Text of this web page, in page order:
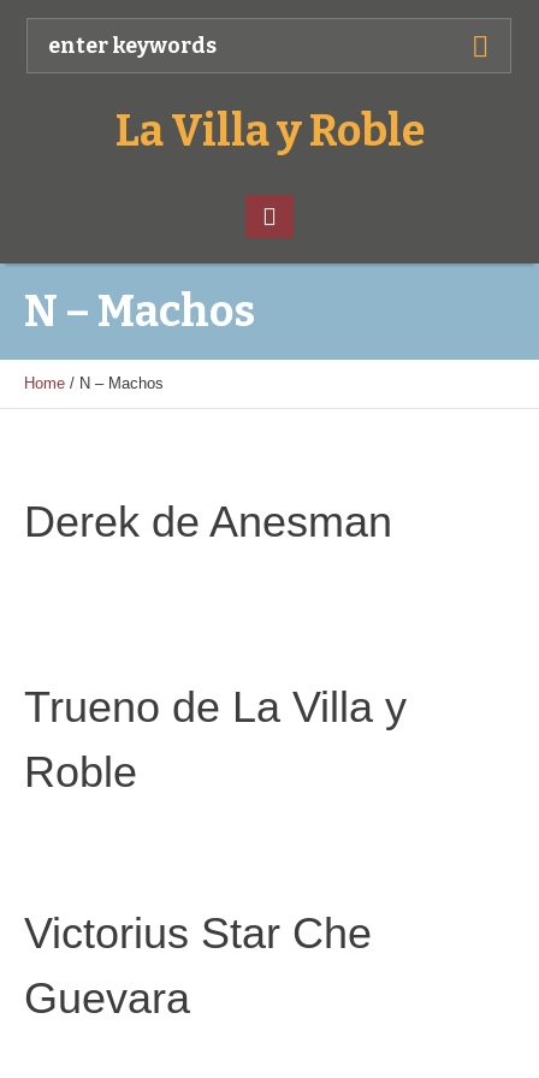
La Villa y Roble
N – Machos
Home / N – Machos
Derek de Anesman
Trueno de La Villa y
Roble
Victorius Star Che
Guevara